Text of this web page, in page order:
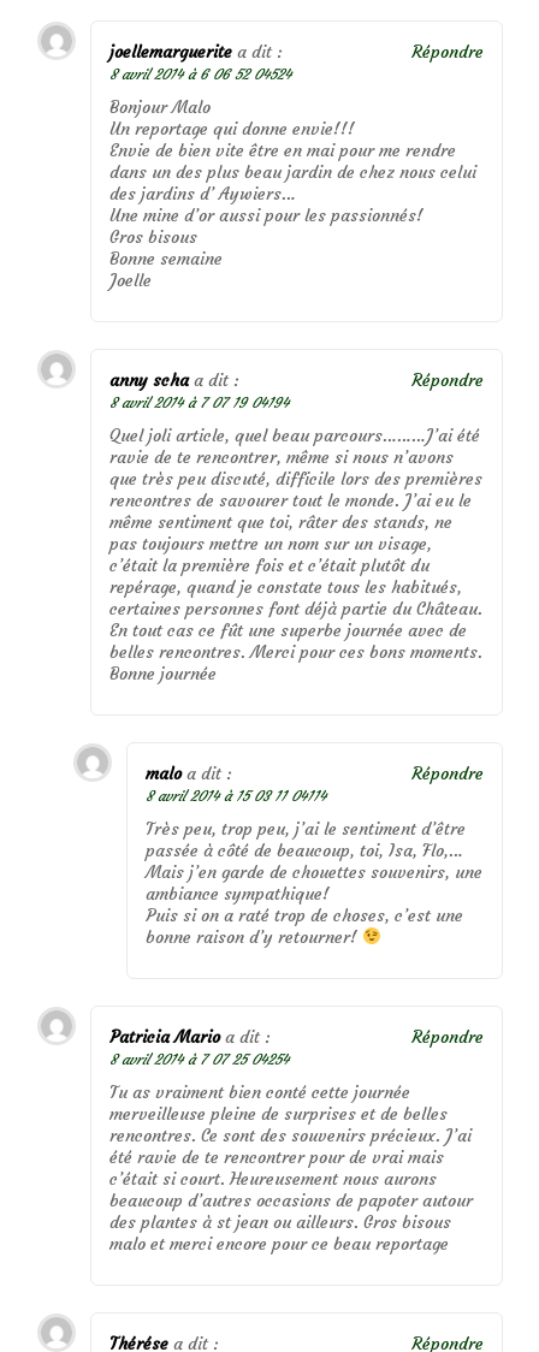
joellemarguerite a dit :
8 avril 2014 à 6 06 52 04524
Bonjour Malo
Un reportage qui donne envie!!!
Envie de bien vite être en mai pour me rendre
dans un des plus beau jardin de chez nous celui
des jardins d’ Aywiers…
Une mine d’or aussi pour les passionnés!
Gros bisous
Bonne semaine
Joelle
Répondre
anny scha a dit :
8 avril 2014 à 7 07 19 04194
Quel joli article, quel beau parcours………J’ai été
ravie de te rencontrer, même si nous n’avons
que très peu discuté, difficile lors des premières
rencontres de savourer tout le monde. J’ai eu le
même sentiment que toi, râter des stands, ne
pas toujours mettre un nom sur un visage,
c’était la première fois et c’était plutôt du
repérage, quand je constate tous les habitués,
certaines personnes font déjà partie du Château.
En tout cas ce fût une superbe journée avec de
belles rencontres. Merci pour ces bons moments.
Bonne journée
Répondre
malo a dit :
8 avril 2014 à 15 03 11 04114
Très peu, trop peu, j’ai le sentiment d’être
passée à côté de beaucoup, toi, Isa, Flo,…
Mais j’en garde de chouettes souvenirs, une
ambiance sympathique!
Puis si on a raté trop de choses, c’est une
bonne raison d’y retourner!
Répondre
Patricia Mario a dit :
8 avril 2014 à 7 07 25 04254
Tu as vraiment bien conté cette journée
merveilleuse pleine de surprises et de belles
rencontres. Ce sont des souvenirs précieux. J’ai
été ravie de te rencontrer pour de vrai mais
c’était si court. Heureusement nous aurons
beaucoup d’autres occasions de papoter autour
des plantes à st jean ou ailleurs. Gros bisous
malo et merci encore pour ce beau reportage
Répondre
Thérése a dit : Répondre